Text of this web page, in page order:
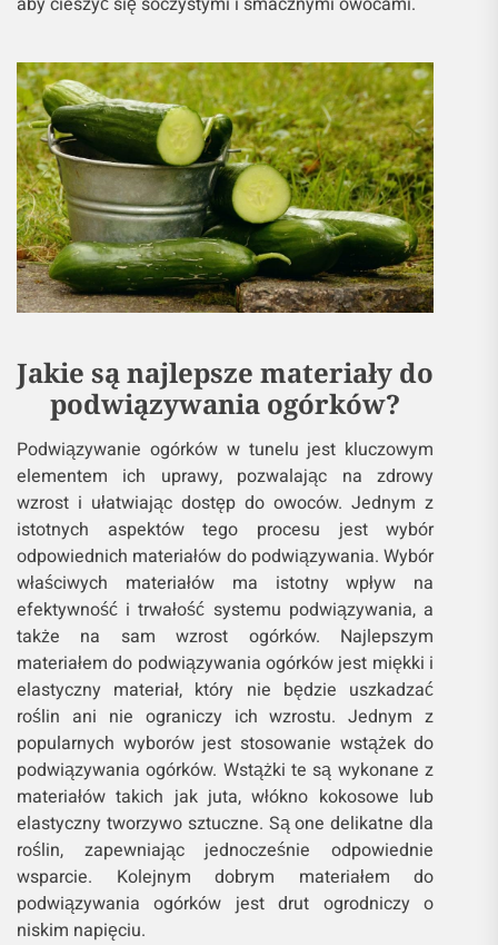
Jakie są najlepsze materiały do
podwiązywania ogórków?
Podwiązywanie ogórków w tunelu jest kluczowym
elementem ich uprawy, pozwalając na zdrowy
wzrost i ułatwiając dostęp do owoców. Jednym z
istotnych aspektów tego procesu jest wybór
odpowiednich materiałów do podwiązywania. Wybór
właściwych materiałów ma istotny wpływ na
efektywność i trwałość systemu podwiązywania, a
także na sam wzrost ogórków. Najlepszym
materiałem do podwiązywania ogórków jest miękki i
elastyczny materiał, który nie będzie uszkadzać
roślin ani nie ograniczy ich wzrostu. Jednym z
popularnych wyborów jest stosowanie wstążek do
podwiązywania ogórków. Wstążki te są wykonane z
materiałów takich jak juta, włókno kokosowe lub
elastyczny tworzywo sztuczne. Są one delikatne dla
roślin, zapewniając jednocześnie odpowiednie
wsparcie. Kolejnym dobrym materiałem do
podwiązywania ogórków jest drut ogrodniczy o
niskim napięciu.